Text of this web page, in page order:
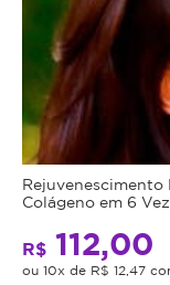
Rejuvenescimento
Colágeno em 6
R$ 112,00
ou 10x de R$ 12,47